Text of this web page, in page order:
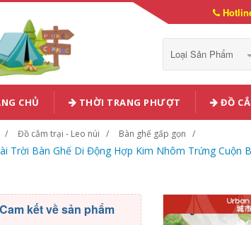
Loại Sản Phẩm
CHỦ THỜI TRANG PHƯỢT ĐỒ
Đồ cắm trại - Leo núi Bàn ghế gấp gọn
Trời Bàn Ghế Di Động Hợp Kim Nhôm Trứng Cuộn
Cam kết về sản phẩm